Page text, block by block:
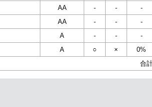
AA
- -
-
AA
- -
-
A
- -
-
A
○ ×
0%
合